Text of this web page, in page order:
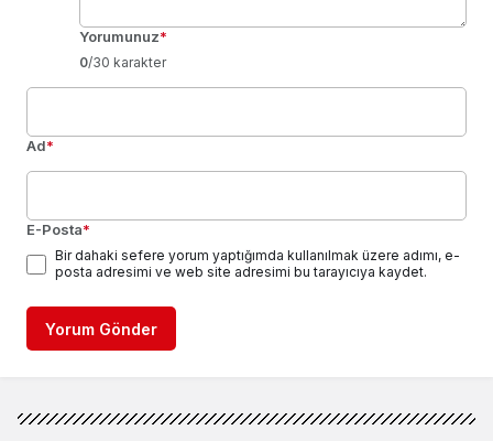
Yorumunuz*
0/30 karakter
Ad*
E-Posta*
Bir dahaki sefere yorum yaptığımda kullanılmak üzere adımı, e-
posta adresimi ve web site adresimi bu tarayıcıya kaydet.
Yorum Gönder